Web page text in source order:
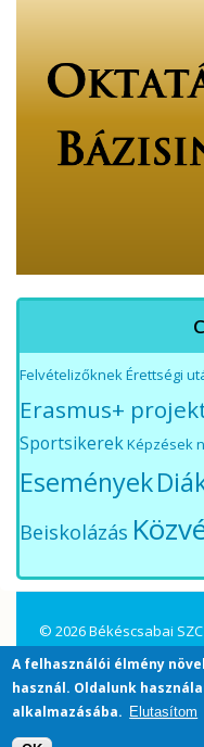
FelvételizőknekÉrettségi
Erasmus+
SportsikerekKépzések
Események
Beiskolázás
© 2026 Békéscsabai
Közgazdasági
A felhasználói élmény
használ. Oldalunk
alkalmazásába. Elutasítom